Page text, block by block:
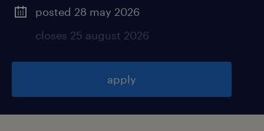
posted 28 may 2026
closes 25 august 2026
apply